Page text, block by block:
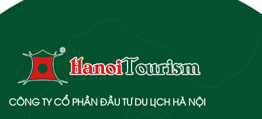
CÔNG TY CỔ PHẦN ĐẦU TƯ DU LỊCH HÀ NỘI